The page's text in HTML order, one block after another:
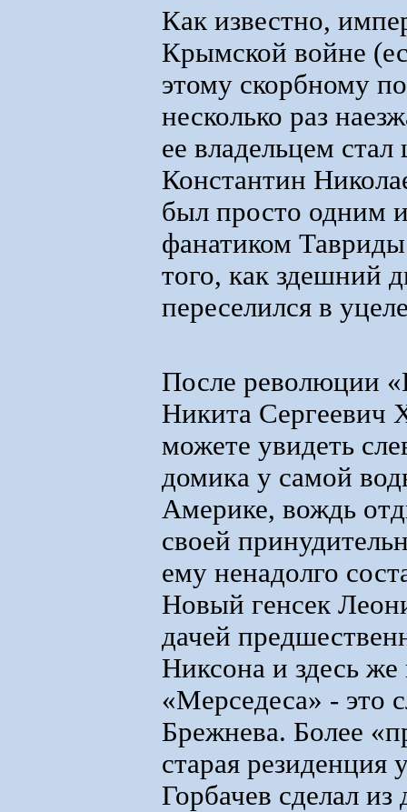
Как известно,
Крымской войне
этому скорбному
несколько раз
ее владельцем
Константин
был просто одним
фанатиком
того, как здешний
переселился в
После революции
Никита Сергеевич
можете увидеть
домика у самой
Америке, вождь
своей
ему ненадолго
Новый генсек
дачей
Никсона и здесь
«Мерседеса» - это
Брежнева. Более
старая резиденция
Горбачев сделал